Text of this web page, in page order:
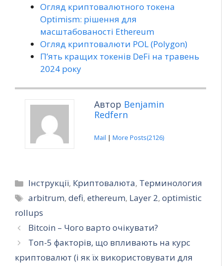
Огляд криптовалютного токена
Optimism: рішення для
масштабованості Ethereum
Огляд криптовалюти POL (Polygon)
П’ять кращих токенів DeFi на травень
2024 року
Автор Benjamin
Redfern
Mail | More Posts(2126)
Категорії
Інструкції, Криптовалюта, Терминология
Позначки
arbitrum,defi,ethereum, Layer 2,optimistic
rollups
Bitcoin – Чого варто очікувати?
Топ-5 факторів, що впливають на курс
криптовалют (і як їх використовувати для